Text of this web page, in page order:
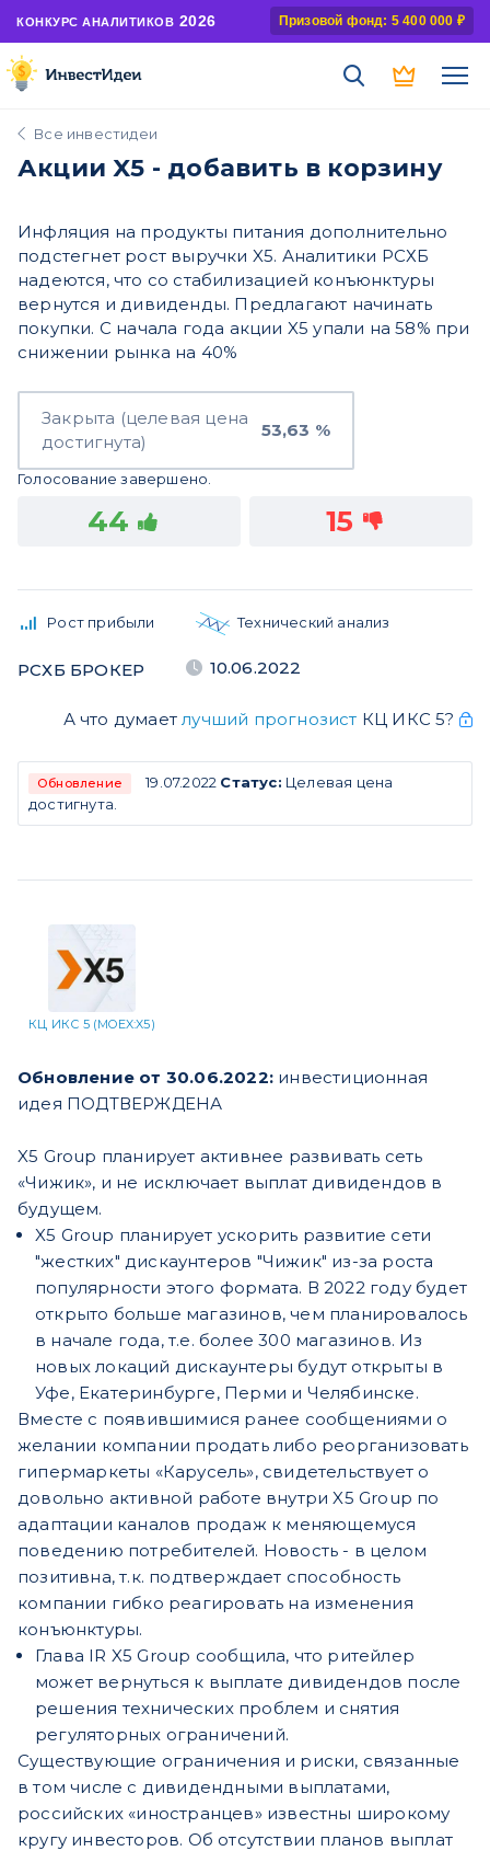
КОНКУРС АНАЛИТИКОВ 2026 Призовой фонд: 5 400 000 ₽
Все инвестидеи
Акции X5 - добавить в корзину
Инфляция на продукты питания дополнительно
подстегнет рост выручки X5. Аналитики РСХБ
надеются, что со стабилизацией конъюнктуры
вернутся и дивиденды. Предлагают начинать
покупки. С начала года акции X5 упали на 58% при
снижении рынка на 40%
Закрыта (целевая цена
достигнута)
53,63 %
Голосование завершено.
44 15
Рост прибыли Технический анализ
РСХБ БРОКЕР 10.06.2022
А что думает лучший прогнозист КЦ ИКС 5?
Обновление 19.07.2022 Статус: Целевая цена
достигнута.
КЦ ИКС 5 (MOEX:X5)
Обновление от 30.06.2022: инвестиционная
идея ПОДТВЕРЖДЕНА
X5 Group планирует активнее развивать сеть
«Чижик», и не исключает выплат дивидендов в
будущем.
X5 Group планирует ускорить развитие сети
"жестких" дискаунтеров "Чижик" из-за роста
популярности этого формата. В 2022 году будет
открыто больше магазинов, чем планировалось
в начале года, т.е. более 300 магазинов. Из
новых локаций дискаунтеры будут открыты в
Уфе, Екатеринбурге, Перми и Челябинске.
Вместе с появившимися ранее сообщениями о
желании компании продать либо реорганизовать
гипермаркеты «Карусель», свидетельствует о
довольно активной работе внутри X5 Group по
адаптации каналов продаж к меняющемуся
поведению потребителей. Новость - в целом
позитивна, т.к. подтверждает способность
компании гибко реагировать на изменения
конъюнктуры.
Глава IR X5 Group сообщила, что ритейлер
может вернуться к выплате дивидендов после
решения технических проблем и снятия
регуляторных ограничений.
Существующие ограничения и риски, связанные
в том числе с дивидендными выплатами,
российских «иностранцев» известны широкому
кругу инвесторов. Об отсутствии планов выплат